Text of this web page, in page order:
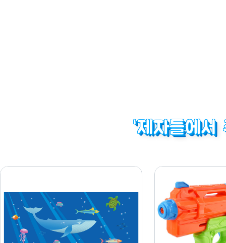
“제자들에